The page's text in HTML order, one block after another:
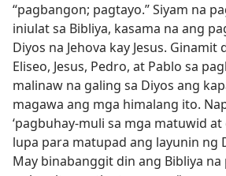
“pagbangon; pagtayo.” Siyam na
iniulat sa Bibliya, kasama na ang
Diyos na Jehova kay Jesus. Ginamit
Eliseo, Jesus, Pedro, at Pablo sa
malinaw na galing sa Diyos ang
magawa ang mga himalang ito.
‘pagbuhay-muli sa mga matuwid
lupa para matupad ang layunin ng
May binabanggit din ang Bibliya